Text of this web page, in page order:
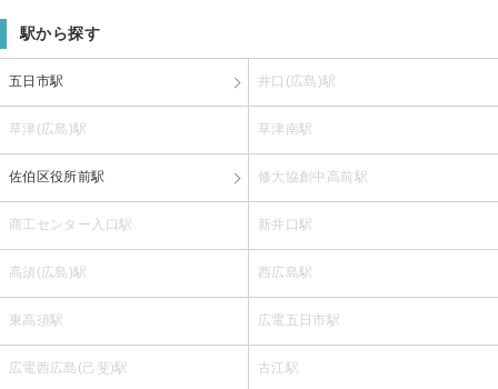
駅から探す
五日市駅 井口(広島)駅
草津(広島)駅 草津南駅
佐伯区役所前駅 修大協創中高前駅
商工センター入口駅 新井口駅
高須(広島)駅 西広島駅
東高須駅 広電五日市駅
広電西広島(己斐)駅 古江駅